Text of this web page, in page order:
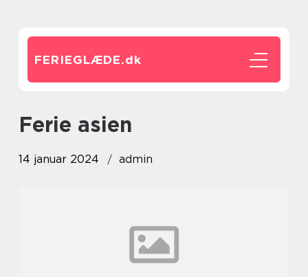
FERIEGLÆDE.dk
ferie asien
14 januar 2024 admin